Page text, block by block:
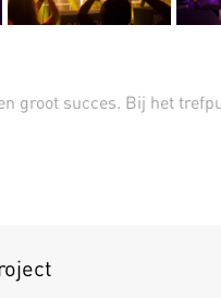
groot succes. Bij het